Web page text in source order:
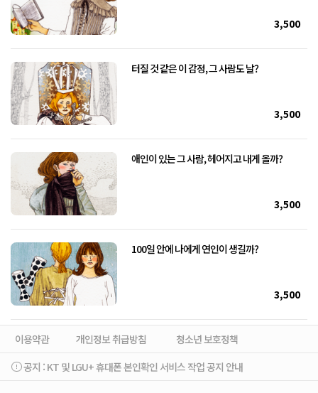
3,500
터질 것 같은 이 감정, 그 사람도 날?
3,500
애인이 있는 그 사람, 헤어지고 내게 올까?
3,500
100일 안에 나에게 연인이 생길까?
3,500
이용약관 개인정보 취급방침
청소년 보호정책
공지 : KT 및 LGU+ 휴대폰 본인확인 서비스 작업 공지 안내